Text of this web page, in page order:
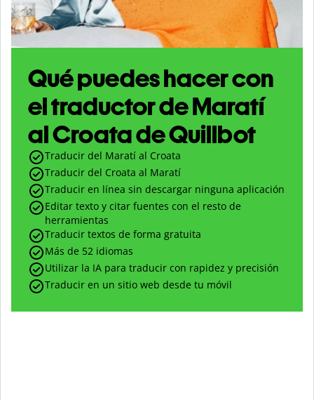
Qué puedes hacer con
el traductor de Maratí
al Croata de Quillbot
Traducir del Maratí al Croata
Traducir del Croata al Maratí
Traducir en línea sin descargar ninguna aplicación
Editar texto y citar fuentes con el resto de
herramientas
Traducir textos de forma gratuita
Más de 52 idiomas
Utilizar la IA para traducir con rapidez y precisión
Traducir en un sitio web desde tu móvil